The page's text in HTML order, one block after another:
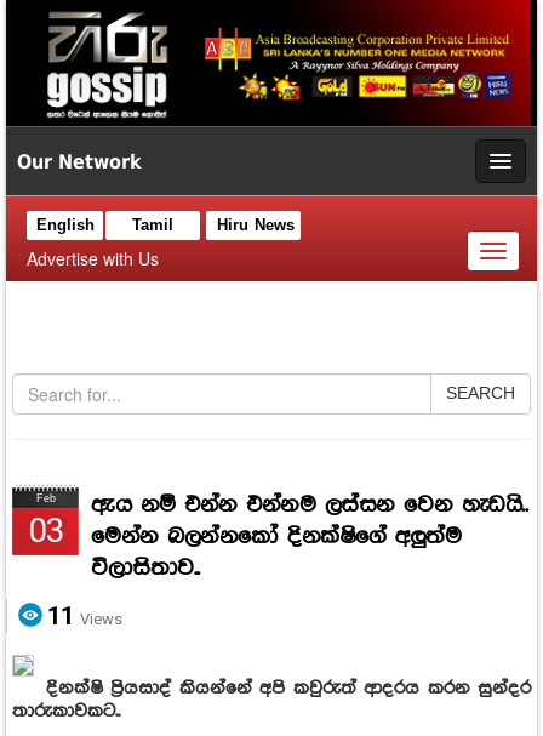
Our Network
English Tamil Hiru News
Advertise with Us
Toggle
SEARCH
Feb
03
ඇය නම් එන්න එන්නම ලස්සන වෙන හැඩයි..
මෙන්න බලන්නකෝ දිනක්ෂිගේ අලුත්ම
විලාසිතාව..
11 Views
දිනක්ෂි ප්‍රියසාද් කියන්නේ අපි කවුරුත් ආදරය කරන සුන්දර
තාරුකාවකට..